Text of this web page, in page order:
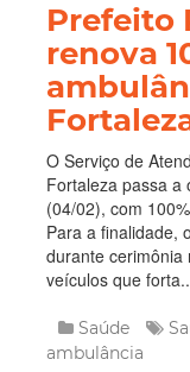
Prefeito
renova
O Serviço de
Fortaleza passa a
(04/02), com
Para a finalidade,
durante cerimônia
veículos que
Saúde
ambulância